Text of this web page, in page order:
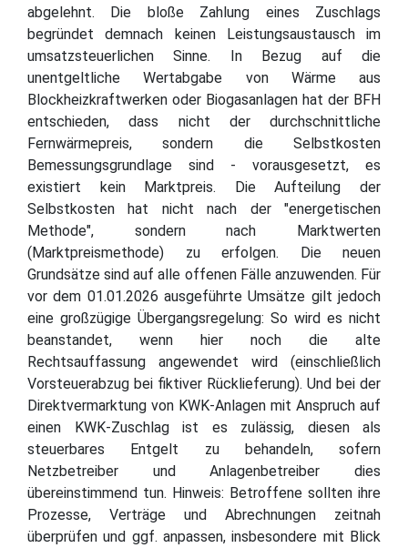
abgelehnt. Die bloße Zahlung eines Zuschlags
begründet demnach keinen Leistungsaustausch im
umsatzsteuerlichen Sinne. In Bezug auf die
unentgeltliche Wertabgabe von Wärme aus
Blockheizkraftwerken oder Biogasanlagen hat der BFH
entschieden, dass nicht der durchschnittliche
Fernwärmepreis, sondern die Selbstkosten
Bemessungsgrundlage sind - vorausgesetzt, es
existiert kein Marktpreis. Die Aufteilung der
Selbstkosten hat nicht nach der "energetischen
Methode", sondern nach Marktwerten
(Marktpreismethode) zu erfolgen. Die neuen
Grundsätze sind auf alle offenen Fälle anzuwenden. Für
vor dem 01.01.2026 ausgeführte Umsätze gilt jedoch
eine großzügige Übergangsregelung: So wird es nicht
beanstandet, wenn hier noch die alte
Rechtsauffassung angewendet wird (einschließlich
Vorsteuerabzug bei fiktiver Rücklieferung). Und bei der
Direktvermarktung von KWK-Anlagen mit Anspruch auf
einen KWK-Zuschlag ist es zulässig, diesen als
steuerbares Entgelt zu behandeln, sofern
Netzbetreiber und Anlagenbetreiber dies
übereinstimmend tun. Hinweis: Betroffene sollten ihre
Prozesse, Verträge und Abrechnungen zeitnah
überprüfen und ggf. anpassen, insbesondere mit Blick